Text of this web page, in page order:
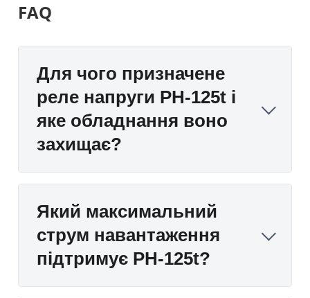
FAQ
Для чого призначене
реле напруги РН-125t і
яке обладнання воно
захищає?
Який максимальний
струм навантаження
підтримує РН-125t?